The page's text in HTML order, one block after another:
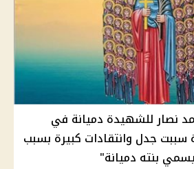
نصار للشهيدة دميانة في
سببت جدل وانتقادات كبيرة بسبب
بنته دميانة"